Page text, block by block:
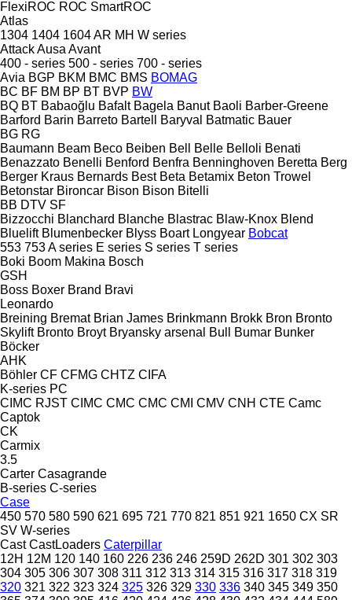
FlexiROC ROC SmartROC
Atlas
1304 1404 1604AR MH W series
AttackAusa Avant
400 - series 500 - series 700 - series
Avia BGP BKM BMC BMS BOMAG
BC BF BM BP BT BVP BW
BQ BT Babaoğlu Bafalt Bagela Banut Baoli Barber-Greene
Barford Barin Barreto Bartell Baryval Batmatic Bauer
BG RG
Baumann Beam Beco Beiben Bell Belle Belloli Benati
Benazzato Benelli Benford Benfra Benninghoven Beretta Berg
Berger Kraus Bernards Best Beta Betamix Beton Trowel
Betonstar Bironcar Bison Bison Bitelli
BB DTV SF
Bizzocchi Blanchard Blanche Blastrac Blaw-Knox Blend
Bluelift Blumenbecker Blyss Boart Longyear Bobcat
553 753A series E series S series T series
Boki Boom Makina Bosch
GSH
Boss Boxer Brand Bravi
Leonardo
Breining Bremat Brian James Brinkmann Brokk Bron Bronto
Skylift Bronto Broyt Bryansky arsenal Bull Bumar Bunker
Böcker
AHK
Böhler CF CFMG CHTZ CIFA
K-series PC
CIMC RJST CIMC CMC CMC CMI CMV CNH CTE Camc
Captok
CK
Carmix
3.5
Carter Casagrande
B-series C-series
Case
450 570 580 590 621 695 721 770 821 851 921 1650 CX SR
SV W-series
Cast CastLoaders Caterpillar
12H 12M 120 140 160 226 236 246 259D 262D 301 302 303
304 305 306 307 308 311 312 313 314 315 316 317 318 319
320 321 322 323 324 325 326 329 330 336 340 345 349 350